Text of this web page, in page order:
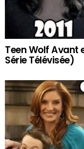
Teen Wolf Avant
Série Télévisée)